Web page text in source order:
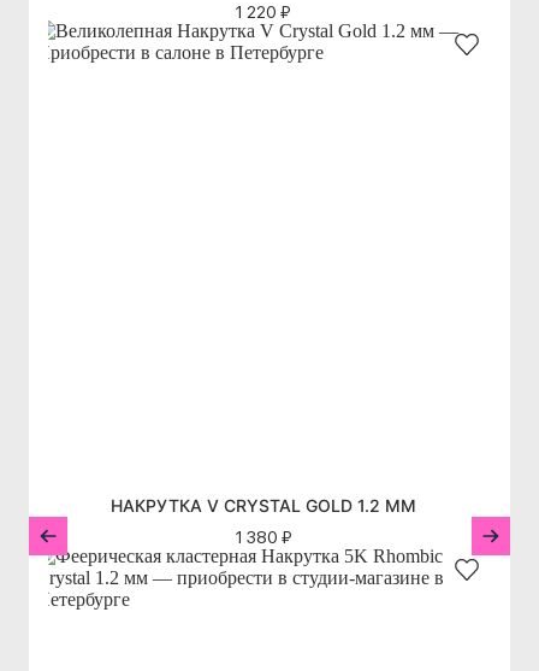
1 220 ₽
НАКРУТКА V CRYSTAL GOLD 1.2 ММ
1 380 ₽